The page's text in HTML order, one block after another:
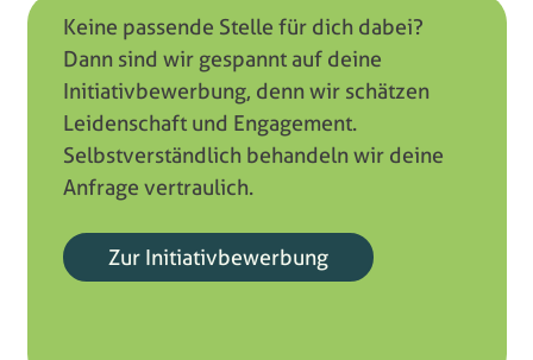
Keine passende Stelle für dich dabei?
Dann sind wir gespannt auf deine
Initiativbewerbung, denn wir schätzen
Leidenschaft und Engagement.
Selbstverständlich behandeln wir deine
Anfrage vertraulich.
Zur Initiativbewerbung